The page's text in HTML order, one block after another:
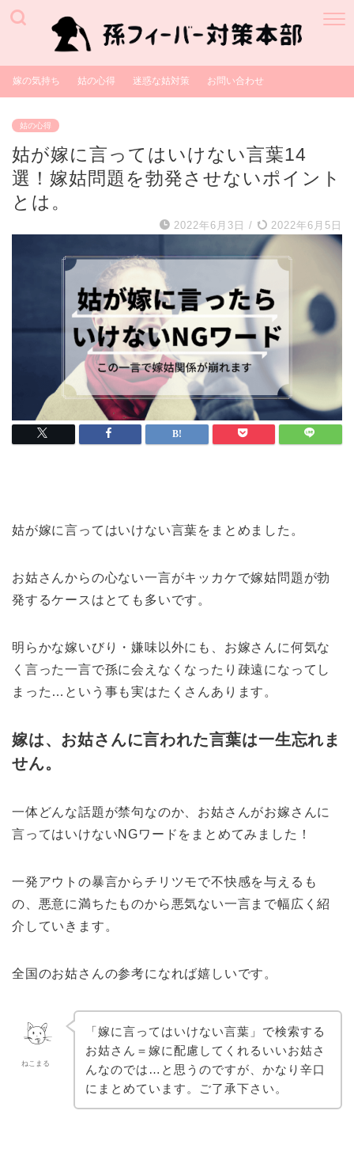
嫁の気持ち 姑の心得 迷惑な姑対策 お問い合わせ
姑の心得
姑が嫁に言ってはいけない言葉14
選！嫁姑問題を勃発させないポイント
とは。
2022年6月3日 / 2022年6月5日
姑が嫁に言ってはいけない言葉をまとめました。
お姑さんからの心ない一言がキッカケで嫁姑問題が勃
発するケースはとても多いです。
明らかな嫁いびり・嫌味以外にも、お嫁さんに何気な
く言った一言で孫に会えなくなったり疎遠になってし
まった…という事も実はたくさんあります。
嫁は、お姑さんに言われた言葉は一生忘れま
せん。
一体どんな話題が禁句なのか、お姑さんがお嫁さんに
言ってはいけないNGワードをまとめてみました！
一発アウトの暴言からチリツモで不快感を与えるも
の、悪意に満ちたものから悪気ない一言まで幅広く紹
介していきます。
全国のお姑さんの参考になれば嬉しいです。
ねこまる
「嫁に言ってはいけない言葉」で検索する
お姑さん＝嫁に配慮してくれるいいお姑さ
んなのでは…と思うのですが、かなり辛口
にまとめています。ご了承下さい。